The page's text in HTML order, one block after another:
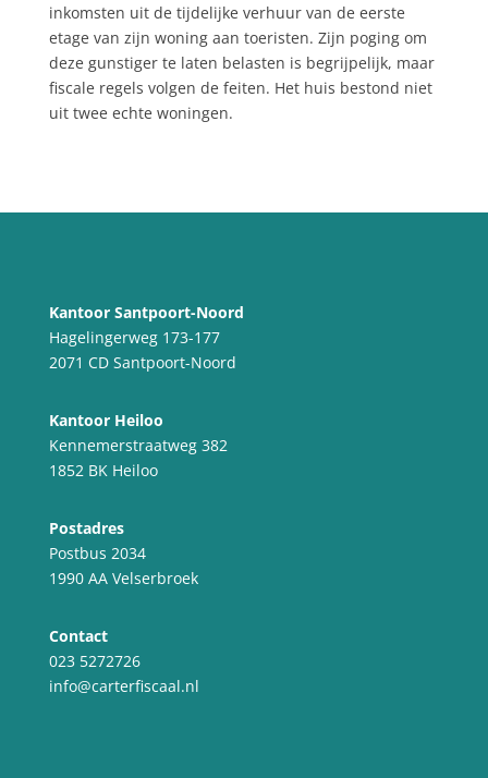
inkomsten uit de tijdelijke verhuur van de eerste
etage van zijn woning aan toeristen. Zijn poging om
deze gunstiger te laten belasten is begrijpelijk, maar
fiscale regels volgen de feiten. Het huis bestond niet
uit twee echte woningen.
Kantoor Santpoort-Noord
Hagelingerweg 173-177
2071 CD Santpoort-Noord
Kantoor Heiloo
Kennemerstraatweg 382
1852 BK Heiloo
Postadres
Postbus 2034
1990 AA Velserbroek
Contact
023 5272726
info@carterfiscaal.nl